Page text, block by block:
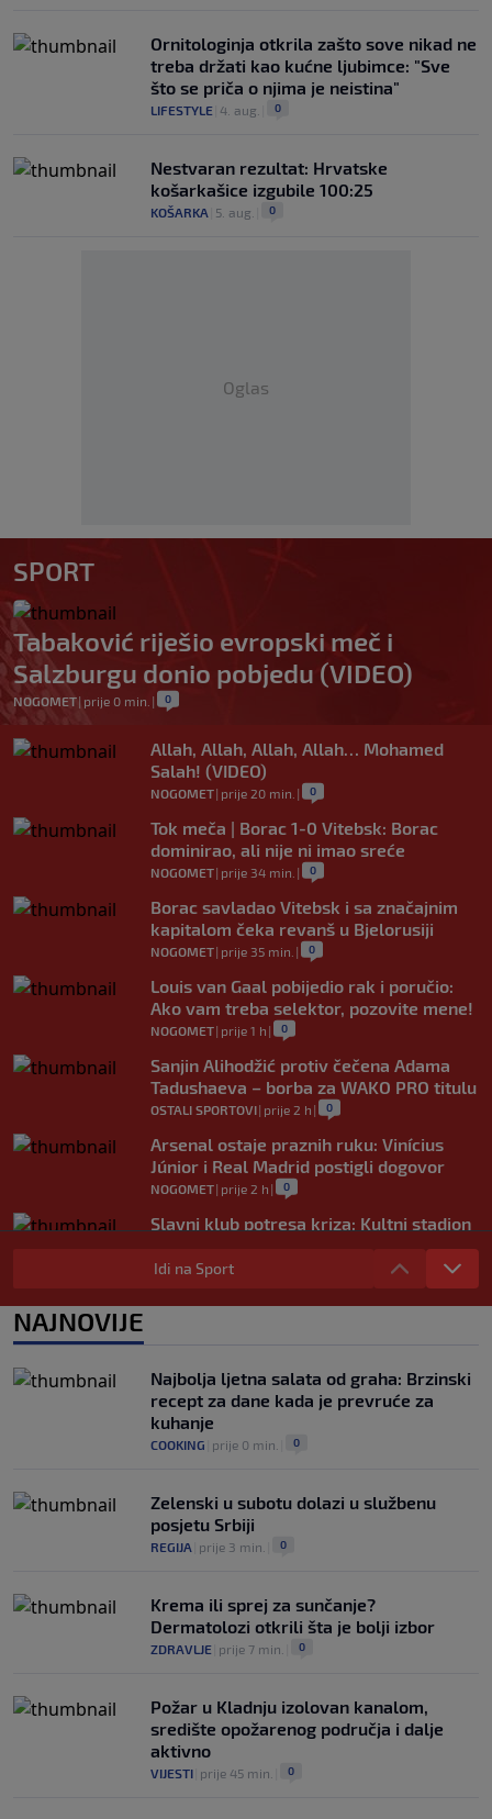
Ornitologinja otkrila zašto sove nikad ne
treba držati kao kućne ljubimce: "Sve
što se priča o njima je neistina"
LIFESTYLE 4. aug. 0
Nestvaran rezultat: Hrvatske
košarkašice izgubile 100:25
KOŠARKA 5. aug. 0
Oglas
SPORT
Tabaković riješio evropski meč i
Salzburgu donio pobjedu (VIDEO)
NOGOMET| prije 0 min. | 0
Allah, Allah, Allah, Allah… Mohamed
Salah! (VIDEO)
NOGOMET| prije 20 min. | 0
Tok meča | Borac 1-0 Vitebsk: Borac
dominirao, ali nije ni imao sreće
NOGOMET| prije 34 min. | 0
Borac savladao Vitebsk i sa značajnim
kapitalom čeka revanš u Bjelorusiji
NOGOMET| prije 35 min. | 0
Louis van Gaal pobijedio rak i poručio:
Ako vam treba selektor, pozovite mene!
NOGOMET| prije 1 h | 0
Sanjin Alihodžić protiv čečena Adama
Tadushaeva – borba za WAKO PRO titulu
OSTALI SPORTOVI| prije 2 h | 0
Arsenal ostaje praznih ruku: Vinícius
Júnior i Real Madrid postigli dogovor
NOGOMET| prije 2 h | 0
Slavni klub potresa kriza: Kultni stadion
u Italiji bit će prazan na početku sezone,
navijači objavili rat upravi
Idi na Sport
NAJNOVIJE
Najbolja ljetna salata od graha: Brzinski
recept za dane kada je prevruće za
kuhanje
COOKING prije 0 min. 0
Zelenski u subotu dolazi u službenu
posjetu Srbiji
REGIJA prije 3 min. 0
Krema ili sprej za sunčanje?
Dermatolozi otkrili šta je bolji izbor
ZDRAVLJE prije 7 min. 0
Požar u Kladnju izolovan kanalom,
središte opožarenog područja i dalje
aktivno
VIJESTI prije 45 min. 0